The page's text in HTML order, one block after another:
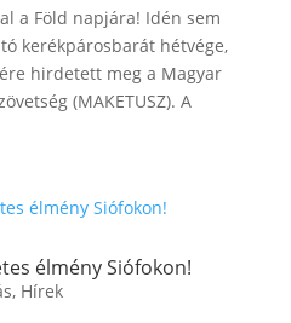
a Föld napjára! Idén sem
kerékpárosbarát hétvége,
hirdetett meg a Magyar
(MAKETUSZ). A
élmény Siófokon!
, Hírek